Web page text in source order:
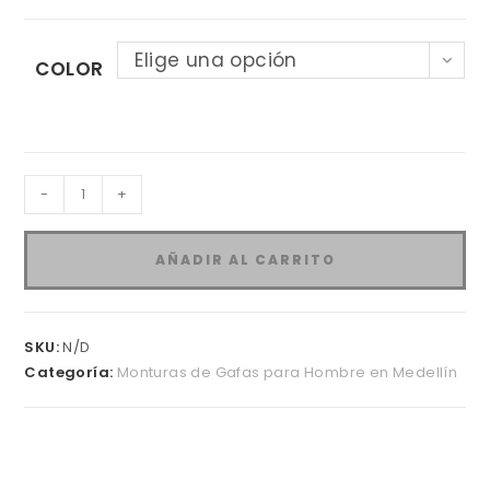
COLOR Elige una opción
Montura
XB2006
Acetato
- +
AÑADIR AL CARRITO
SKU:N/D
Categoría: Monturas de Gafas para Hombre en Medellín